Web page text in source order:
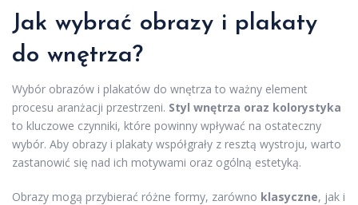
Jak wybrać obrazy i plakaty
do wnętrza?
Wybór obrazów i plakatów do wnętrza to ważny element
procesu aranżacji przestrzeni. Styl wnętrza oraz kolorystyka
to kluczowe czynniki, które powinny wpływać na ostateczny
wybór. Aby obrazy i plakaty współgrały z resztą wystroju, warto
zastanowić się nad ich motywami oraz ogólną estetyką.
Obrazy mogą przybierać różne formy, zarówno klasyczne, jak i